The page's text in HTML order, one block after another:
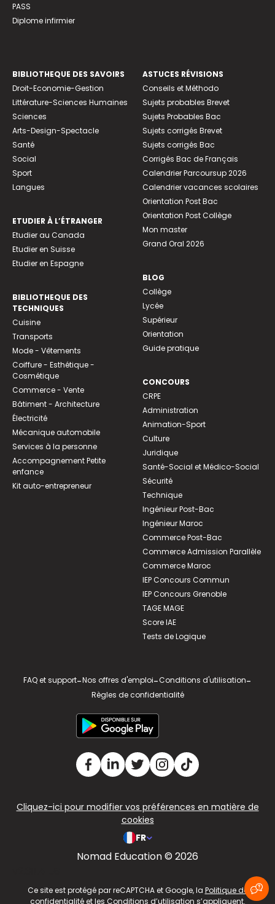
PASS
Diplome infirmier
BIBLIOTHEQUE DES SAVOIRS
Droit-Economie-Gestion
Littérature-Sciences Humaines
Sciences
Arts-Design-Spectacle
Santé
Social
Sport
Langues
ETUDIER À L’ÉTRANGER
Etudier au Canada
Etudier en Suisse
Etudier en Espagne
BIBLIOTHEQUE DES
TECHNIQUES
Cuisine
Transports
Mode - Vêtements
Coiffure - Esthétique -
Cosmétique
Commerce - Vente
Bâtiment - Architecture
Électricité
Mécanique automobile
Services à la personne
Accompagnement Petite
enfance
Kit auto-entrepreneur
ASTUCES RÉVISIONS
Conseils et Méthodo
Sujets probables Brevet
Sujets Probables Bac
Sujets corrigés Brevet
Sujets corrigés Bac
Corrigés Bac de Français
Calendrier Parcoursup 2026
Calendrier vacances scolaires
Orientation Post Bac
Orientation Post Collège
Mon master
Grand Oral 2026
BLOG
Collège
Lycée
Supérieur
Orientation
Guide pratique
CONCOURS
CRPE
Administration
Animation-Sport
Culture
Juridique
Santé-Social et Médico-Social
Sécurité
Technique
Ingénieur Post-Bac
Ingénieur Maroc
Commerce Post-Bac
Commerce Admission Parallèle
Commerce Maroc
IEP Concours Commun
IEP Concours Grenoble
TAGE MAGE
Score IAE
Tests de Logique
FAQ et support-Nos offres d'emploi-Conditions d'utilisation-
Règles de confidentialité
Cliquez-ici pour modifier vos préférences en matière de
cookies
FR
Nomad Education © 2026
Ce site est protégé par reCAPTCHA et Google, la Politique de
confidentialitéet les Conditions d’utilisation s’appliquent.